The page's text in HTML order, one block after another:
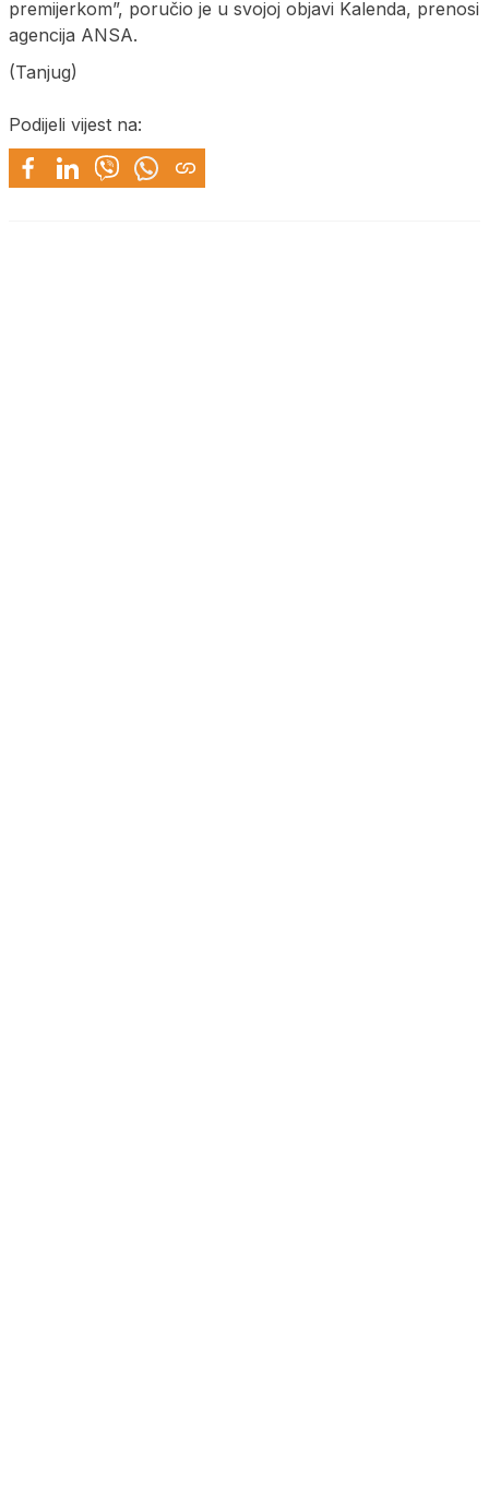
premijerkom”, poručio je u svojoj objavi Kalenda, prenosi
agencija ANSA.
(Tanjug)
Podijeli vijest na: